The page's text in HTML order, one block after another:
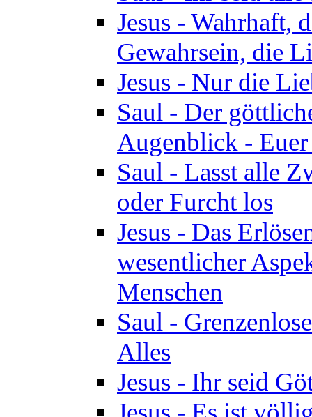
Jesus - Wahrhaft,
Gewahrsein, die
Jesus - Nur die
Saul - Der
Augenblick -
Saul - Lasst alle
oder Furcht los
Jesus - Das
wesentlicher
Menschen
Saul -
Alles
Jesus - Ihr seid